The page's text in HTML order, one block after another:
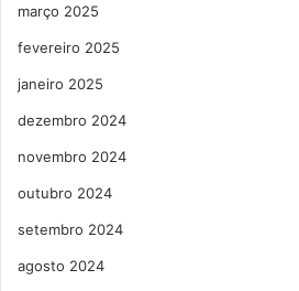
março 2025
fevereiro 2025
janeiro 2025
dezembro 2024
novembro 2024
outubro 2024
setembro 2024
agosto 2024